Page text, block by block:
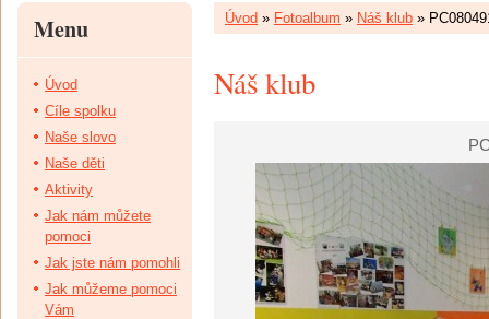
Úvod » Fotoalbum » Náš klub »
Náš klub
Menu
Úvod
Cíle spolku
Naše slovo
Naše děti
Aktivity
Jak nám můžete
pomoci
Jak jste nám pomohli
Jak můžeme pomoci
Vám